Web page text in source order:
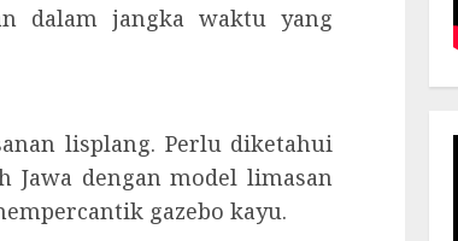
dalam jangka waktu yang
lisplang. Perlu diketahui
Jawa dengan model limasan
gazebo kayu.